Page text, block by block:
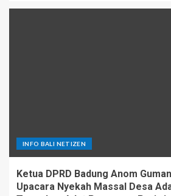
INFO BALI NETIZEN
Ketua DPRD Badung Anom
Upacara Nyekah Massal Desa